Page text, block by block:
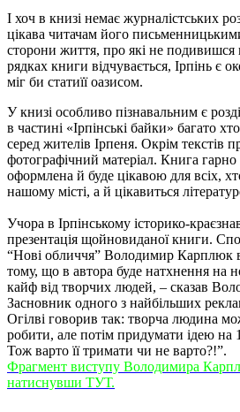
І хоч в книзі немає журналістських
цікава читачам його
сторони життя, про які не подивишся
рядках книги відчувається, Ірпінь є
міг би статиїї оазисом.
У книзі особливо пізнавальним є
в частині «Ірпінські байки» багато
серед жителів Ірпеня. Окрім текстів
фотографічний матеріал. Книга гарно
оформлена й буде цікавою для всіх,
нашому місті, а й цікавиться
Учора в Ірпінському історико-
презентація щойновиданої книги.
“Нові обличчя” Володимир Карплюк
тому, що в автора буде натхнення на
кайф від творчих людей, – сказав
Засновник одного з найбільших
Огілві говорив так: творча людина
робити, але потім придумати ідею на
Тож варто її тримати чи не варто?!”.
Фрагмент виступу Володимира
натиснувши ТУТ.